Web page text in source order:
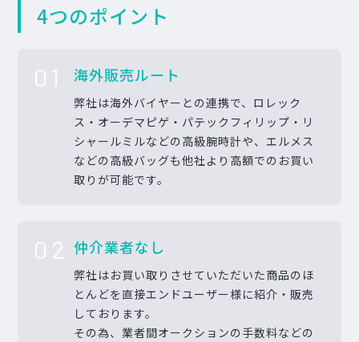
4つのポイント
01 海外販売ルート
弊社は海外バイヤーとの連携で、ロレック
ス・オーデマピゲ・パテックフィリップ・リ
シャールミルなどの高級腕時計や、エルメス
などの高級バッグも他社より高額でのお買い
取りが可能です。
02 仲介業者なし
弊社はお買い取りさせていただいた商品のほ
とんどを直接エンドユーザー様に紹介・販売
しております。
その為、業者間オークションの手数料などの